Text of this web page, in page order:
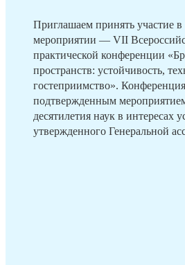
Приглашаем принять участие
мероприятии — VII
практической конференции
пространств: устойчивость,
гостеприимство». Конференция
подтвержденным
десятилетия наук в интересах
утвержденного Генеральной